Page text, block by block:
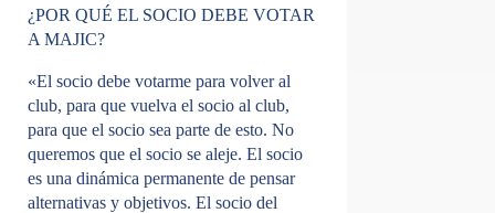
¿POR QUÉ EL SOCIO DEBE VOTAR
A MAJIC?
«El socio debe votarme para volver al
club, para que vuelva el socio al club,
para que el socio sea parte de esto. No
queremos que el socio se aleje. El socio
es una dinámica permanente de pensar
alternativas y objetivos. El socio del